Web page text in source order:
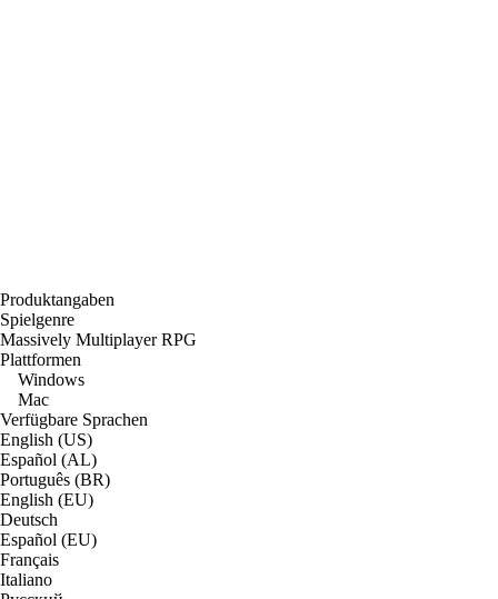
Produktangaben
Spielgenre
Massively Multiplayer RPG
Plattformen
Windows
Mac
Verfügbare Sprachen
English (US)
Español (AL)
Português (BR)
English (EU)
Deutsch
Español (EU)
Français
Italiano